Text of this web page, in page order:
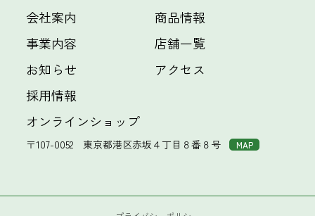
〒107-0052東京都港区赤坂４丁目８番８号 MAP
会社案内
事業内容
お知らせ
商品情報
店舗一覧
アクセス
採用情報
オンラインショップ